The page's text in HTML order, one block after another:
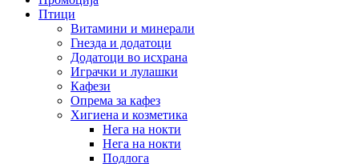
Птици
Витамини и минерали
Гнезда и додатоци
Додатоци во исхрана
Играчки и лулашки
Кафези
Опрема за кафез
Хигиена и козметика
Нега на нокти
Нега на нокти
Подлога